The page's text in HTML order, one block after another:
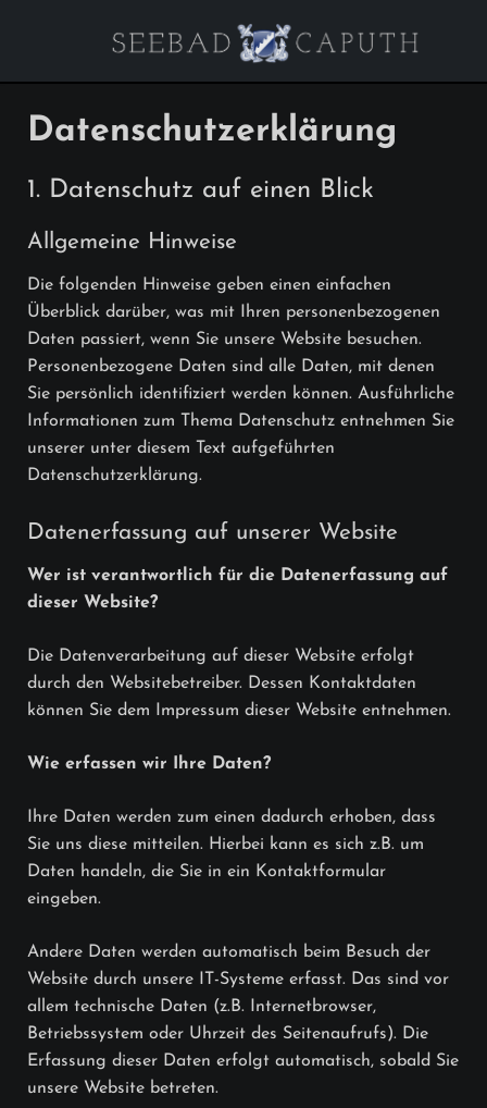
Datenschutzerklärung
1. Datenschutz auf einen Blick
Allgemeine Hinweise
Die folgenden Hinweise geben einen einfachen
Überblick darüber, was mit Ihren personenbezogenen
Daten passiert, wenn Sie unsere Website besuchen.
Personenbezogene Daten sind alle Daten, mit denen
Sie persönlich identifiziert werden können. Ausführliche
Informationen zum Thema Datenschutz entnehmen Sie
unserer unter diesem Text aufgeführten
Datenschutzerklärung.
Datenerfassung auf unserer Website
Wer ist verantwortlich für die Datenerfassung auf
dieser Website?
Die Datenverarbeitung auf dieser Website erfolgt
durch den Websitebetreiber. Dessen Kontaktdaten
können Sie dem Impressum dieser Website entnehmen.
Wie erfassen wir Ihre Daten?
Ihre Daten werden zum einen dadurch erhoben, dass
Sie uns diese mitteilen. Hierbei kann es sich z.B. um
Daten handeln, die Sie in ein Kontaktformular
eingeben.
Andere Daten werden automatisch beim Besuch der
Website durch unsere IT-Systeme erfasst. Das sind vor
allem technische Daten (z.B. Internetbrowser,
Betriebssystem oder Uhrzeit des Seitenaufrufs). Die
Erfassung dieser Daten erfolgt automatisch, sobald Sie
unsere Website betreten.